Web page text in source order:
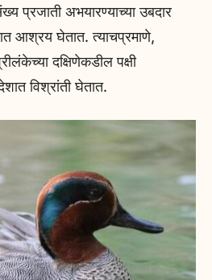
प्रजाती अभयारण्याच्या उबदार
आश्रय घेतात. त्याचप्रमाणे,
दक्षिणेकडील पक्षी
विश्रांती घेतात.